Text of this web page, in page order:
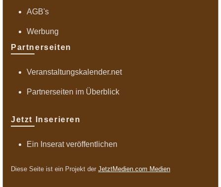
AGB's
Werbung
Partnerseiten
Veranstaltungskalender.net
Partnerseiten im Überblick
Jetzt Inserieren
Ein Inserat veröffentlichen
Diese Seite ist ein Projekt der JetztMedien.com Medien